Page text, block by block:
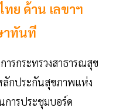
ย ด้าน เลขาฯ
าทันที
รกระทรวงสาธารณสุข
ลักประกันสุขภาพแห่ง
การประชุมบอร์ด